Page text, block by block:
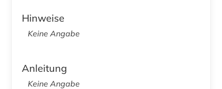
Hinweise
Keine Angabe
Anleitung
Keine Angabe